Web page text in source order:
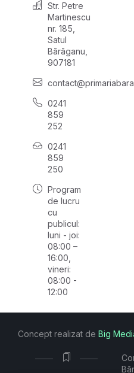
Str. Petre
Martinescu
nr. 185,
Satul
Bărăganu,
907181
0241
859
252
0241
859
250
Program
de lucru
cu
publicul:
luni - joi:
08:00 –
16:00,
vineri:
08:00 -
12:00
Concept realizat de Big